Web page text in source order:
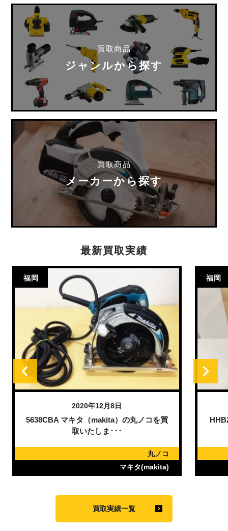
買取商品
ジャンルから探す
買取商品
メーカーから探す
最新買取実績
2020年12月7日
HHB25 ホンダ（HONDA）のブロワを買
取いたしました。
送風機
ホンダ(HONDA)
買取実績一覧